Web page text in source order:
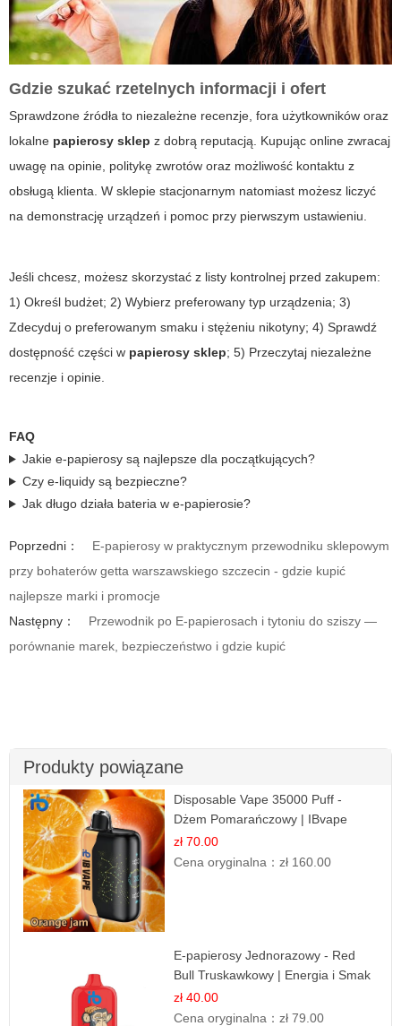
Gdzie szukać rzetelnych informacji i ofert
Sprawdzone źródła to niezależne recenzje, fora użytkowników oraz
lokalne papierosy sklep z dobrą reputacją. Kupując online zwracaj
uwagę na opinie, politykę zwrotów oraz możliwość kontaktu z
obsługą klienta. W sklepie stacjonarnym natomiast możesz liczyć
na demonstrację urządzeń i pomoc przy pierwszym ustawieniu.
Jeśli chcesz, możesz skorzystać z listy kontrolnej przed zakupem:
1) Określ budżet; 2) Wybierz preferowany typ urządzenia; 3)
Zdecyduj o preferowanym smaku i stężeniu nikotyny; 4) Sprawdź
dostępność części w papierosy sklep; 5) Przeczytaj niezależne
recenzje i opinie.
FAQ
Jakie e-papierosy są najlepsze dla początkujących?
Czy e-liquidy są bezpieczne?
Jak długo działa bateria w e-papierosie?
Poprzedni：
E-papierosy w praktycznym przewodniku sklepowym
przy bohaterów getta warszawskiego szczecin - gdzie kupić
najlepsze marki i promocje
Następny：
Przewodnik po E-papierosach i tytoniu do sziszy —
porównanie marek, bezpieczeństwo i gdzie kupić
Produkty powiązane
Disposable Vape 35000 Puff -
Dżem Pomarańczowy | IBvape
zł 70.00
Cena oryginalna：zł 160.00
E-papierosy Jednorazowy - Red
Bull Truskawkowy | Energia i Smak
zł 40.00
Cena oryginalna：zł 79.00